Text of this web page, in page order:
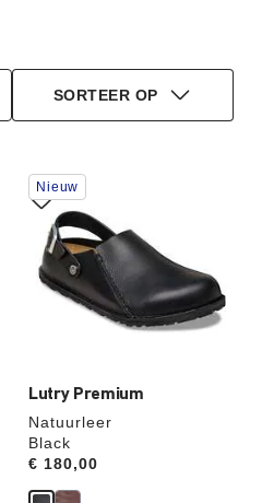
SORTEER OP
Lutry Premium
Natuurleer
Black
Price:
€ 180,00
Als
je
een
andere
kleur
selecteert,
wordt
productafbeelding
Nieuw